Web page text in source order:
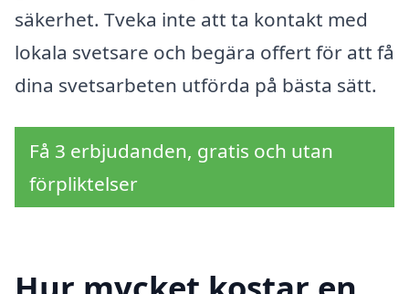
säkerhet. Tveka inte att ta kontakt med
lokala svetsare och begära offert för att få
dina svetsarbeten utförda på bästa sätt.
Få 3 erbjudanden, gratis och utan
förpliktelser